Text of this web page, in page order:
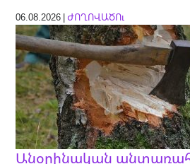
06.08.2026 |ԺՈՂՈՎԱԾՈւ
Անօրինական